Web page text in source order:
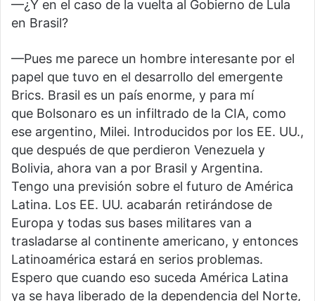
—¿Y en el caso de la vuelta al Gobierno de Lula
en Brasil?
—Pues me parece un hombre interesante por el
papel que tuvo en el desarrollo del emergente
Brics. Brasil es un país enorme, y para mí
que Bolsonaro es un infiltrado de la CIA, como
ese argentino, Milei. Introducidos por los EE. UU.,
que después de que perdieron Venezuela y
Bolivia, ahora van a por Brasil y Argentina.
Tengo una previsión sobre el futuro de América
Latina. Los EE. UU. acabarán retirándose de
Europa y todas sus bases militares van a
trasladarse al continente americano, y entonces
Latinoamérica estará en serios problemas.
Espero que cuando eso suceda América Latina
ya se haya liberado de la dependencia del Norte,